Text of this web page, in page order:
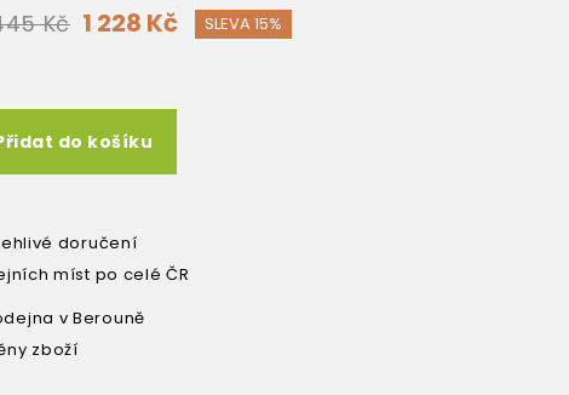
Kč 1 228 Kč SLEVA 15%
do košíku
doručení
míst po celé ČR
v Berouně
zboží